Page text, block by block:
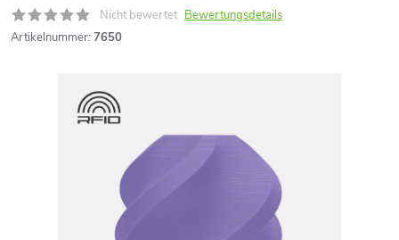
Nicht bewertet Bewertungsdetails
Artikelnummer: 7650